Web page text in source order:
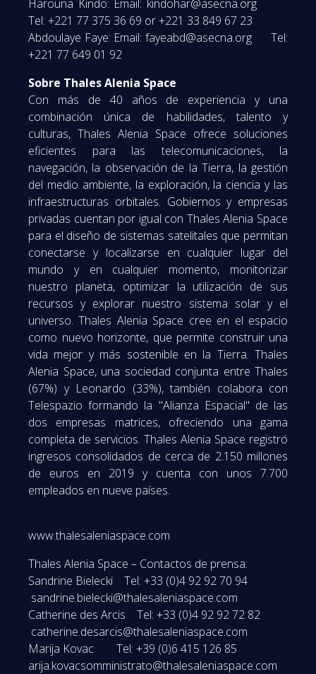
Harouna Kindo: Email: kindohar@asecna.org
Tel: +221 77 375 36 69 or +221 33 849 67 23
Abdoulaye Faye: Email: fayeabd@asecna.org Tel:
+221 77 649 01 92
Sobre Thales Alenia Space
Con más de 40 años de experiencia y una
combinación única de habilidades, talento y
culturas, Thales Alenia Space ofrece soluciones
eficientes para las telecomunicaciones, la
navegación, la observación de la Tierra, la gestión
del medio ambiente, la exploración, la ciencia y las
infraestructuras orbitales. Gobiernos y empresas
privadas cuentan por igual con Thales Alenia Space
para el diseño de sistemas satelitales que permitan
conectarse y localizarse en cualquier lugar del
mundo y en cualquier momento, monitorizar
nuestro planeta, optimizar la utilización de sus
recursos y explorar nuestro sistema solar y el
universo. Thales Alenia Space cree en el espacio
como nuevo horizonte, que permite construir una
vida mejor y más sostenible en la Tierra. Thales
Alenia Space, una sociedad conjunta entre Thales
(67%) y Leonardo (33%), también colabora con
Telespazio formando la "Alianza Espacial" de las
dos empresas matrices, ofreciendo una gama
completa de servicios. Thales Alenia Space registró
ingresos consolidados de cerca de 2.150 millones
de euros en 2019 y cuenta con unos 7.700
empleados en nueve países.
www.thalesaleniaspace.com
Thales Alenia Space – Contactos de prensa:
Sandrine Bielecki Tel: +33 (0)4 92 92 70 94
sandrine.bielecki@thalesaleniaspace.com
Catherine des Arcis Tel: +33 (0)4 92 92 72 82
catherine.desarcis@thalesaleniaspace.com
Marija Kovac Tel: +39 (0)6 415 126 85
arija.kovacsomministrato@thalesaleniaspace.com